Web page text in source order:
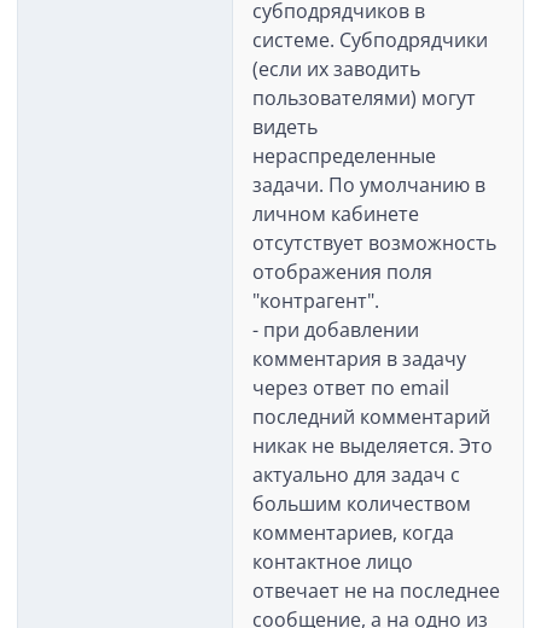
субподрядчиков в
системе. Субподрядчики
(если их заводить
пользователями) могут
видеть
нераспределенные
задачи. По умолчанию в
личном кабинете
отсутствует возможность
отображения поля
"контрагент".
- при добавлении
комментария в задачу
через ответ по email
последний комментарий
никак не выделяется. Это
актуально для задач с
большим количеством
комментариев, когда
контактное лицо
отвечает не на последнее
сообщение, а на одно из